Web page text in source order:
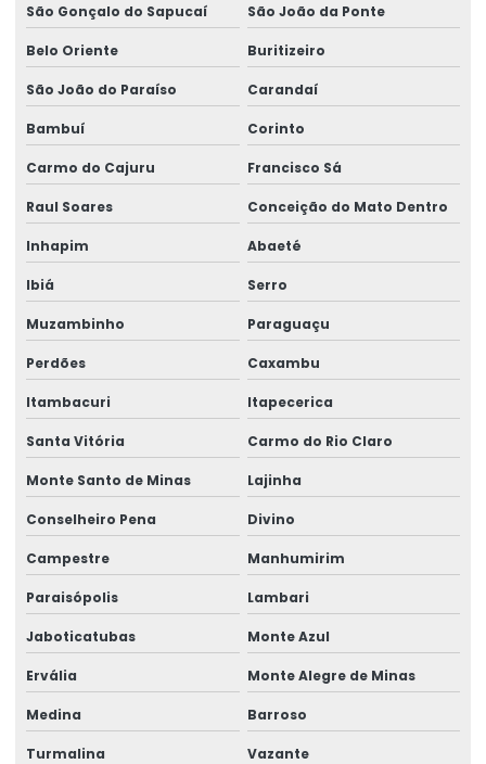
Talha De Cinta Elétrica Aço Carbono Versátil
Talha Elétrica
Talha Elétrica 125 Kg A 5 Toneladas
Talha Elétrica Aço Carbono
Talha Elétrica Aço Inox
Talha Elétrica Aço Inox Para Setores Críticos
Talha Elétrica Cabo De Aço
Talha Elétrica Capacidade 5 Toneladas
Talha Elétrica Com Capacidade Até 5 Toneladas
Talha Elétrica Com Controle Inteligente
Talha Elétrica Com Inversor De Frequência
Talha Elétrica Com Trole Incorporado
Talha Elétrica Compacta Para Indústria
Talha elétrica de corrente
Talha Elétrica Fixa Com Monitoramento
Talha Elétrica Industrial
São Gonçalo do Sapucaí São João da Ponte
Belo Oriente Buritizeiro
São João do Paraíso Carandaí
Bambuí Corinto
Carmo do Cajuru Francisco Sá
Raul Soares Conceição do Mato Dentro
Inhapim Abaeté
Ibiá Serro
Muzambinho Paraguaçu
Perdões Caxambu
Itambacuri Itapecerica
Santa Vitória Carmo do Rio Claro
Monte Santo de Minas Lajinha
Conselheiro Pena Divino
Campestre Manhumirim
Paraisópolis Lambari
Jaboticatubas Monte Azul
Ervália Monte Alegre de Minas
Medina Barroso
Turmalina Vazante